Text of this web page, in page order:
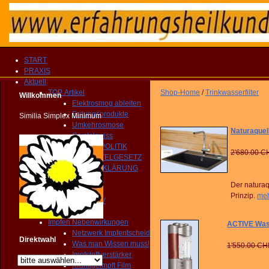
START
PRAXIS
Aktuell
TOP Artikel
Elektrosmog ableiten
Erdungsprodukte
Umkehrosmose
Crystalswiss
GESUNDHEITSPOLITIK
HEILMITTELGESETZ
IMPFAUFKLÄRUNG
YOUTUBE Kanal
IMPRESSIONEN
MEDIEN ARCHIV
Homöopathie TV
Impfen Nebenwirkungen
Netzwerk Impfentscheid
Was man Wissen muss!
Impfstoffverstärker
Krankgeimpft Film
Willkommen
Similia Simplex Minimum
Direktwahl
Shop-Home /Trinkwasserfilter
2'680.00
Der
Prinzip.
ACTIVE
1'550.00